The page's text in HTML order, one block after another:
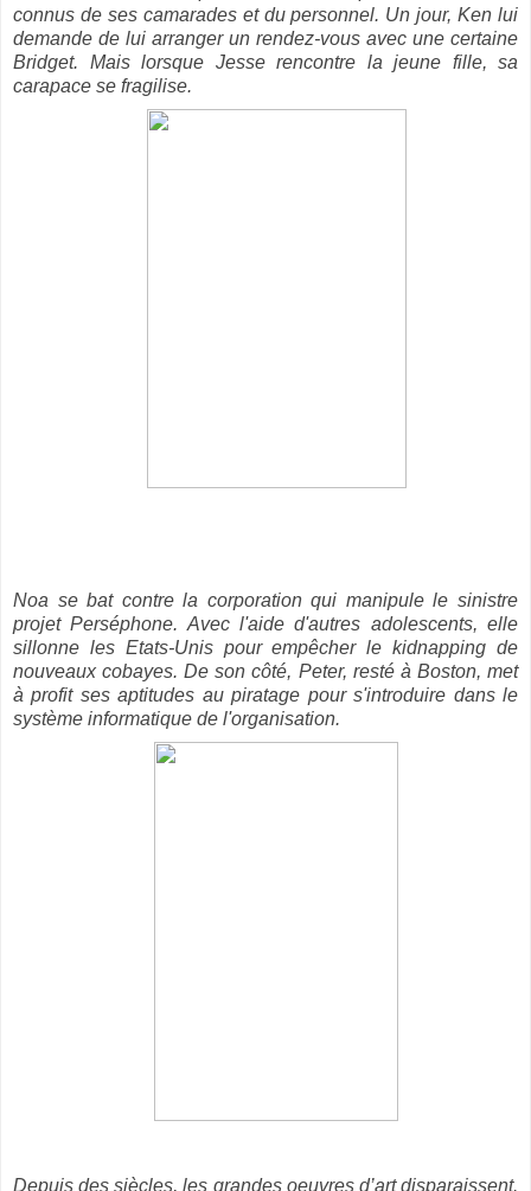
connus de ses camarades et du personnel. Un jour, Ken lui
demande de lui arranger un rendez-vous avec une certaine
Bridget. Mais lorsque Jesse rencontre la jeune fille, sa
carapace se fragilise.
Noa se bat contre la corporation qui manipule le sinistre
projet Perséphone. Avec l'aide d'autres adolescents, elle
sillonne les Etats-Unis pour empêcher le kidnapping de
nouveaux cobayes. De son côté, Peter, resté à Boston, met
à profit ses aptitudes au piratage pour s'introduire dans le
système informatique de l'organisation.
Depuis des siècles, les grandes oeuvres d’art disparaissent.